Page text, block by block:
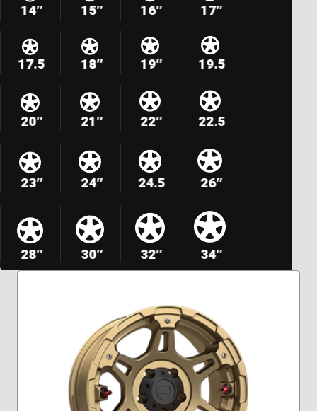
14″ 15″ 16″ 17″
17.5 18″ 19″ 19.5
20″ 21″ 22″ 22.5
23″ 24″ 24.5 26″
28″ 30″ 32″ 34″